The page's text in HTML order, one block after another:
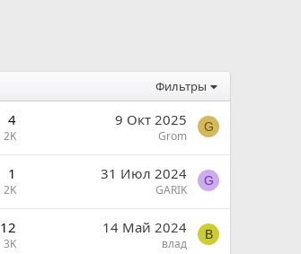
Фильтры
4
2K
9 Окт 2025
Grom
G
1
2K
31 Июл 2024
GARIK
G
12
3K
14 Май 2024
влад
В